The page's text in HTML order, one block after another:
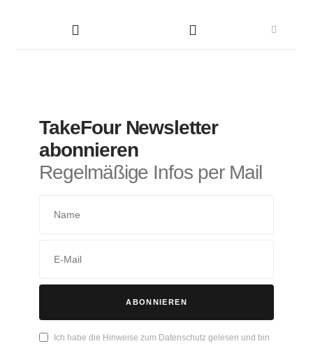
TakeFour Newsletter
abonnieren
Regelmäßige Infos per Mail
ABONNIEREN
Ich habe die Hinweise zum Datenschutz gelesen und bin